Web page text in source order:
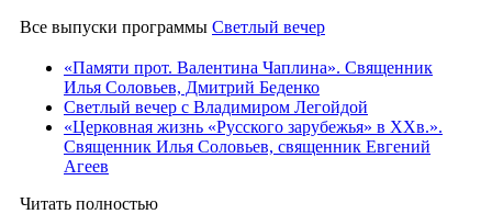
Все выпуски программы Светлый вечер
«Памяти прот. Валентина Чаплина». Священник
Илья Соловьев, Дмитрий Беденко
Светлый вечер с Владимиром Легойдой
«Церковная жизнь «Русского зарубежья» в ХХв.».
Священник Илья Соловьев, священник Евгений
Агеев
Читать полностью